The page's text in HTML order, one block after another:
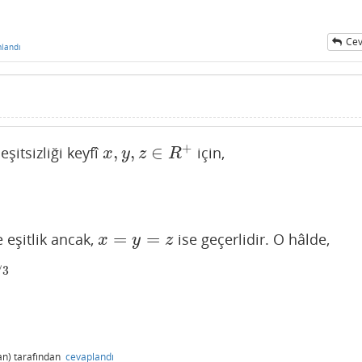
keyfî x, y, z ∈ R+
x,y ,z∈R + için,
eşitlik ancak, x = y = z
x= y= z ise geçerlidir. O hâlde,
3
tarafından cevaplandı